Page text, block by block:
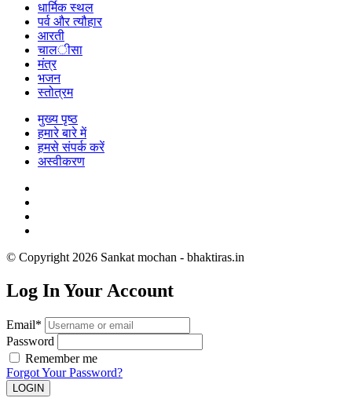
धार्मिक स्थल
पर्व और त्यौहार
आरती
चालीसा
मंत्र
भजन
स्तोत्रम
मुख्य पृष्ठ
हमारे बारे में
हमसे संपर्क करें
अस्वीकरण
© Copyright 2026 Sankat mochan - bhaktiras.in
Log In Your Account
Email*
Password
Remember me
Forgot Your Password?